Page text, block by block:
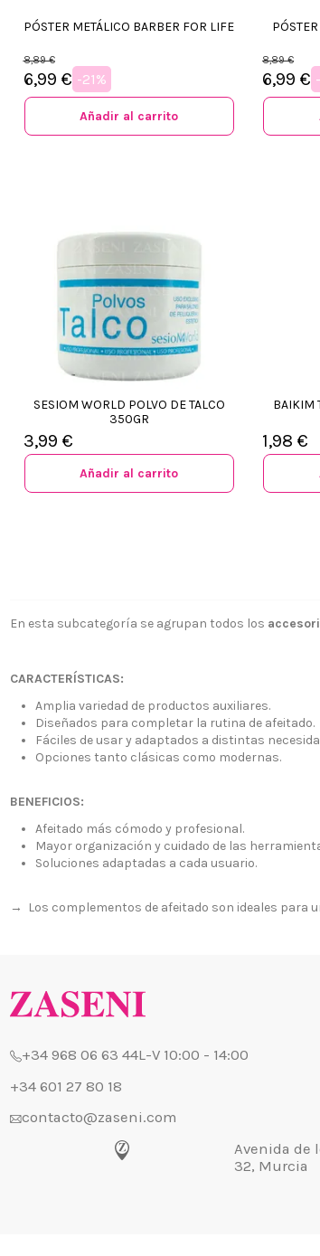
PÓSTER METÁLICO BARBER FOR LIFE
8,89 €
6,99 € -21%
Añadir al carrito
8,89 €
6,99 €
SESIOM WORLD POLVO DE TALCO
350GR
3,99 €
Añadir al carrito
BAIKIM
1,98 €
En esta subcategoría se agrupan todos los
CARACTERÍSTICAS:
Amplia variedad de productos auxiliares.
Diseñados para completar la rutina de afeitado.
Fáciles de usar y adaptados a distintas
Opciones tanto clásicas como modernas.
BENEFICIOS:
Afeitado más cómodo y profesional.
Mayor organización y cuidado de las
Soluciones adaptadas a cada usuario.
→ Los complementos de afeitado son ideales para
+34 968 06 63 44L-V 10:00 - 14:00
+34 601 27 80 18
contacto@zaseni.com
Avenida de los Dolores